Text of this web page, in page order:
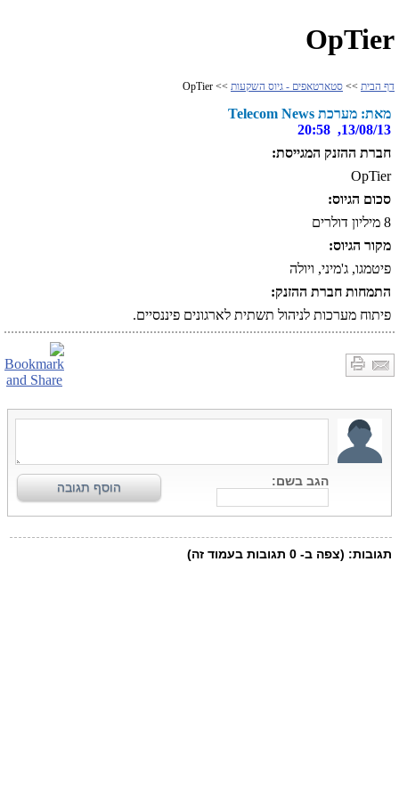
OpTier
דף הבית >> סטארטאפים - גיוס השקעות >> OpTier
מאת: מערכת Telecom News
13/08/13, 20:58
חברת ההזנק המגייסת:
OpTier
סכום הגיוס:
8 מיליון דולרים
מקור הגיוס:
פיטמגו, ג'מיני, ויולה
התמחות חברת ההזנק:
פיתוח מערכות לניהול תשתית לארגונים פיננסיים.